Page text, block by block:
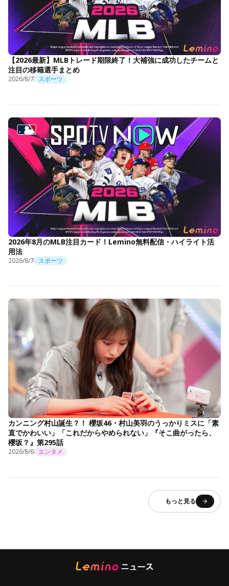
【2026最新】MLBトレード期限終了！大補強に成功したチームと
注目の移籍選手まとめ
2026/8/7 スポーツ
2026年8月のMLB注目カード！Lemino無料配信・ハイライト活
用法
2026/8/7 スポーツ
カンニング村山誕生？！ 櫻坂46・村山美羽のうっかりミスに「素
直でかわいい」「これだからやめられない」『そこ曲がったら、
櫻坂？』第295話
2026/8/6 エンタメ
もっと見る